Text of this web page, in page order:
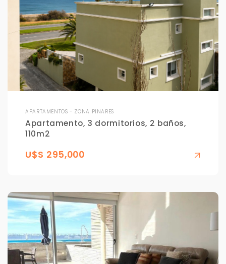
APARTAMENTOS - ZONA PINARES
Apartamento, 3 dormitorios, 2 baños,
110m2
U$S 295,000